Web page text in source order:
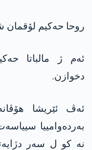
روحا حەکیم
ئەم ژ مالباتا
دخوازن.
ئەڤ ئێریشا
بەردەوامییا
نە کو ل سەر